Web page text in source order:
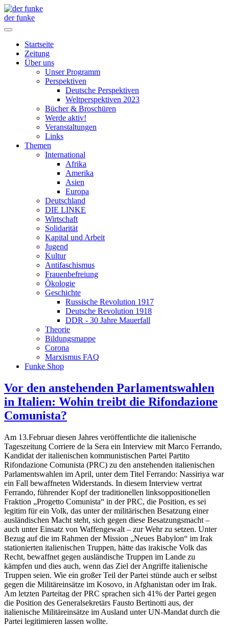
der funke
Startseite
Zeitung
Über uns
Unser Programm
Perspektiven
Deutsche Perspektiven
Weltperspektiven 2023
Bücher & Broschüren
Werde aktiv!
Veranstaltungen
Links
Themen
International
Afrika
Amerika
Asien
Europa
Deutschland
DIE LINKE
Wirtschaft
Solidarität
Kapital und Arbeit
Jugend
Kultur
Antifaschismus
Frauenbefreiung
Ökologie
Geschichte
Russische Revolution 1917
Deutsche Revolution 1918
DDR - 30 Jahre Mauerfall
Theorie
Bildungsmappe
Corona
Marxismus FAQ
Funke Shop
Vor den anstehenden Parlamentswahlen
in Italien: Wohin treibt die Rifondazione
Comunista?
Am 13.Februar diesen Jahres veröffentlichte die italienische
Tageszeitung Corriere de la Sera ein Interview mit Marco Ferrando,
Kandidat der italienischen kommunistischen Partei Partito
Rifondazione Comunista (PRC) zu den anstehenden italienischen
Parlamentswahlen im April, unter dem Titel Ferrando: Nassiriya war
ein Fall bewaffneten Widerstands. In diesem Interview vertrat
Ferrando, führender Kopf der traditionellen linksoppositionellen
Fraktion „Progetto Comunista“ in der PRC, die Position, es sei
legitim für ein Volk, das unter der militärischen Besatzung einer
ausländischen Macht steht, sich gegen diese Besatzungsmacht –
auch unter Einsatz von Waffengewalt – zur Wehr zu setzen. Unter
Bezug auf die im Rahmen der Mission „Neues Babylon“ im Irak
stationierten italienischen Truppen, hätte das irakische Volk das
Recht, bewaffnet gegen ausländische Truppen im Lande zu
kämpfen und dies auch, wenn das Ziel der Angriffe italienische
Truppen seien. Wie ein großer Teil der Partei stünde auch er selbst
gegen die Militäreinsätze im Kosovo, in Afghanistan oder im Irak.
Am letzten Parteitag der PRC sprachen sich 41% der Partei gegen
die Position des Generalsekretärs Fausto Bertinotti aus, der
italienische Militäreinsätze im Ausland unter UN-Mandat durch die
Partei legitimieren lassen wollte.